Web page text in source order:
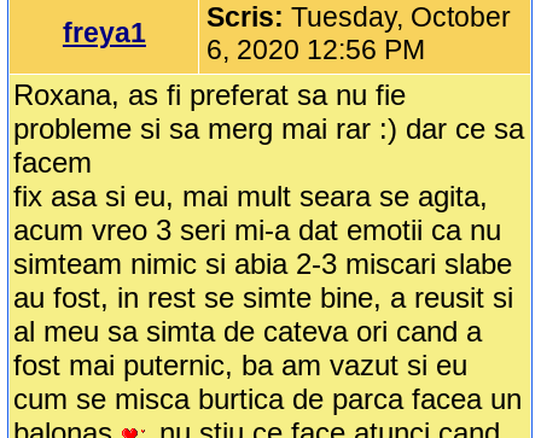
freya1 Scris:Tuesday, October
6, 2020 12:56 PM
Roxana, as fi preferat sa nu fie
probleme si sa merg mai rar :) dar ce sa
facem
fix asa si eu, mai mult seara se agita,
acum vreo 3 seri mi-a dat emotii ca nu
simteam nimic si abia 2-3 miscari slabe
au fost, in rest se simte bine, a reusit si
al meu sa simta de cateva ori cand a
fost mai puternic, ba am vazut si eu
cum se misca burtica de parca facea un